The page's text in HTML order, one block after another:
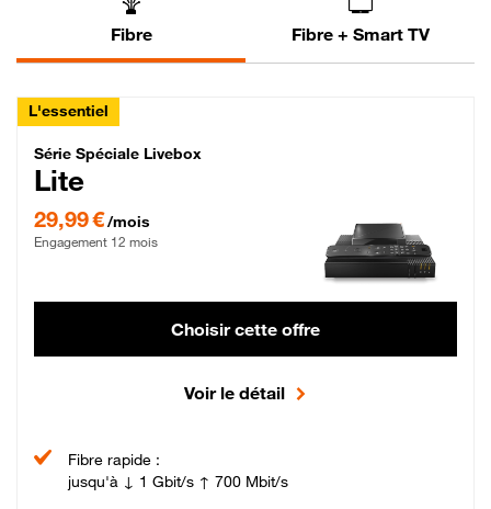
Fibre Fibre + Smart TV
L'essentiel
Série Spéciale Livebox Lite Fibre
Série Spéciale Livebox
Lite
29,99 €/mois
Engagement 12 mois
Choisir cette offre
Voir le détail
Fibre rapide :
jusqu'à ↓ 1 Gbit/s ↑ 700 Mbit/s